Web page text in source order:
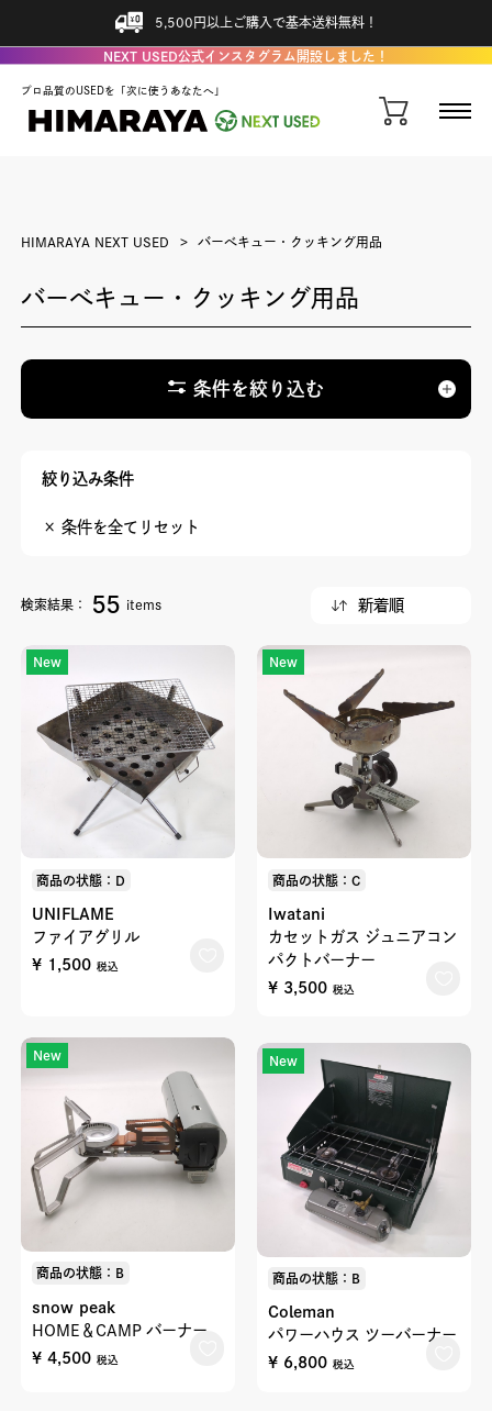
5,500円以上ご購入で基本送料無料！
NEXT USED公式インスタグラム開設しました！
プロ品質のUSEDを「次に使うあなたへ」
HIMARAYA NEXT USED バーべキュー・クッキング用品
バーべキュー・クッキング用品
条件を絞り込む
絞り込み条件
× 条件を全てリセット
検索結果： 55 items
New
商品の状態：D
UNIFLAME
ファイアグリル
¥ 1,500 税込
New
商品の状態：C
Iwatani
カセットガス ジュニアコン
パクトバーナー
¥ 3,500 税込
New
商品の状態：B
snow peak
HOME＆CAMP バーナー
¥ 4,500 税込
New
商品の状態：B
Coleman
パワーハウス ツーバーナー
¥ 6,800 税込